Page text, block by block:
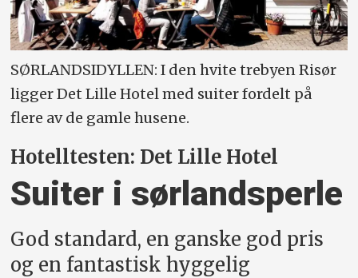
SØRLANDSIDYLLEN: I den hvite trebyen Risør
ligger Det Lille Hotel med suiter fordelt på
flere av de gamle husene.
Hotelltesten: Det Lille Hotel
Suiter i sørlandsperle
God standard, en ganske god pris
og en fantastisk hyggelig